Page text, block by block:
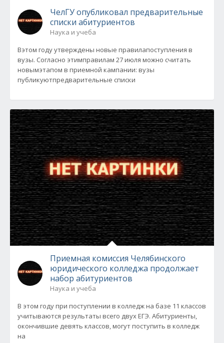
ЧелГУ опубликовал предварительные
списки абитуриентов
Наука и учеба
Вэтом году утверждены новые правилапоступления в
вузы. Согласно этимправилам 27 июля можно считать
новымэтапом в приемной кампании: вузы
публикуютпредварительные списки
Приемная комиссия Челябинского
юридического колледжа продолжает
набор абитуриентов
Наука и учеба
В этом году при поступлении в колледж на базе 11 классов
учитываются результаты всего двух ЕГЭ. Абитуриенты,
окончившие девять классов, могут поступить в колледж
на